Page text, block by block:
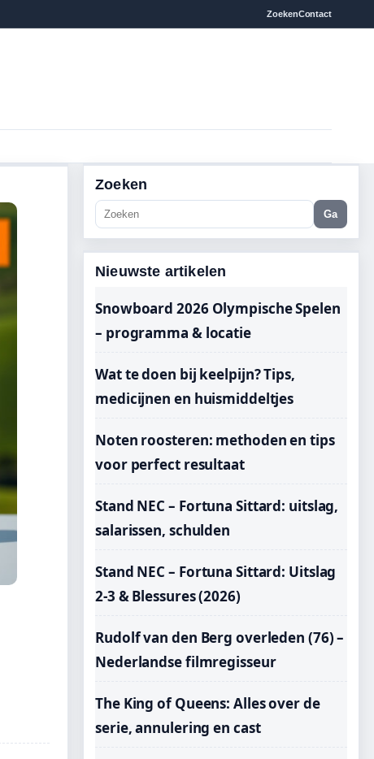
ZoekenContact
Zoeken
Ga
Nieuwste artikelen
Snowboard 2026 Olympische Spelen
– programma & locatie
Wat te doen bij keelpijn? Tips,
medicijnen en huismiddeltjes
Noten roosteren: methoden en tips
voor perfect resultaat
Stand NEC – Fortuna Sittard: uitslag,
salarissen, schulden
Stand NEC – Fortuna Sittard: Uitslag
2-3 & Blessures (2026)
Rudolf van den Berg overleden (76) –
Nederlandse filmregisseur
The King of Queens: Alles over de
serie, annulering en cast